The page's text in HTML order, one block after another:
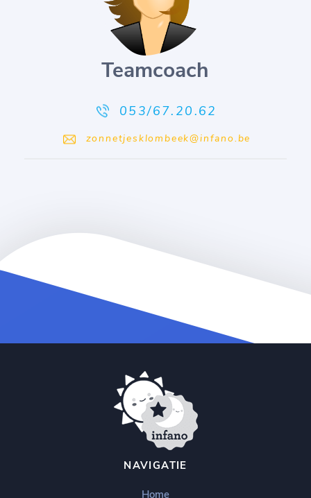
Teamcoach
053/67.20.62
zonnetjesklombeek@infano.be
NAVIGATIE
Home